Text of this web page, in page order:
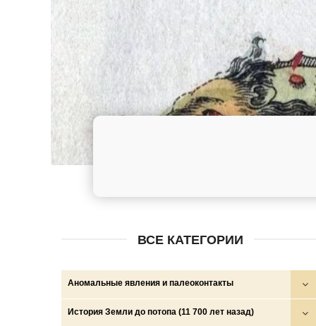
ВСЕ КАТЕГОРИИ
Аномальные явления и палеоконтакты
Круги на полях
История Земли до потопа (11 700 лет назад)